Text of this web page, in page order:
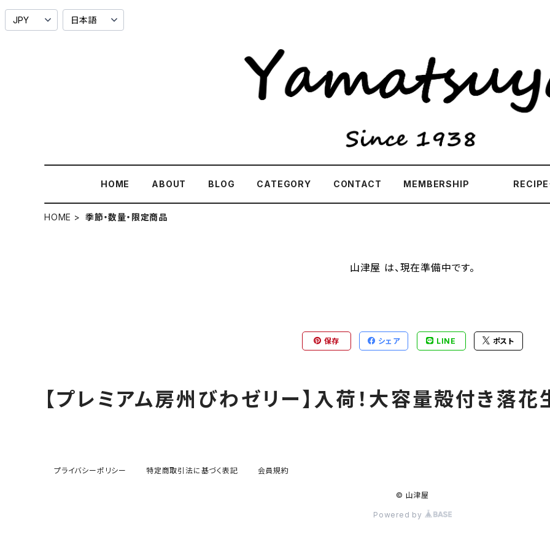
HOME ABOUT BLOG CATEGORY CONTACT MEMBERSHIP
HOME 季節・数量・限定商品
山津屋 は、現在準備中です。
保存 シェア LINE ポスト
【プレミアム房州びわゼリー】入荷！大容量殻付き落花
プライバシーポリシー 特定商取引法に基づく表記 会員規約
© 山津屋
Powered by